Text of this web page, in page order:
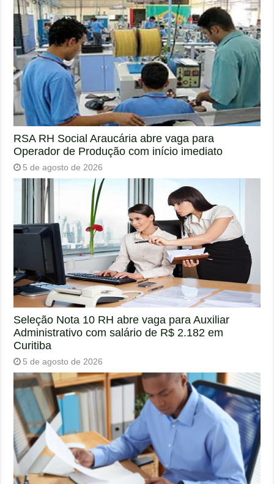
RSA RH Social Araucária abre vaga para
Operador de Produção com início imediato
5 de agosto de 2026
Seleção Nota 10 RH abre vaga para Auxiliar
Administrativo com salário de R$ 2.182 em
Curitiba
5 de agosto de 2026